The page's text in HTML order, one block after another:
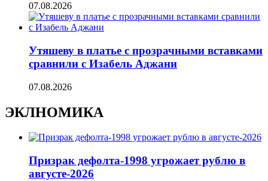
07.08.2026
Утяшеву в платье с прозрачными вставками
сравнили с Изабель Аджани
07.08.2026
ЭКЛНОМИКА
Призрак дефолта-1998 угрожает рублю в
августе-2026